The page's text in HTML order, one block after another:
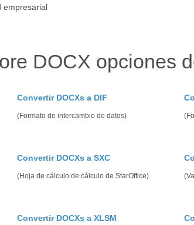
empresarial
DOCX opciones
Convertir DOCXs a DIF
(Formato de intercambio de datos)
Convertir DOCXs a SXC
(Hoja de cálculo de cálculo de StarOffice)
Convertir DOCXs a XLSM